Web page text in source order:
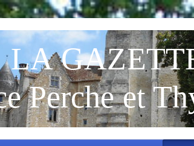
LA
Perche et